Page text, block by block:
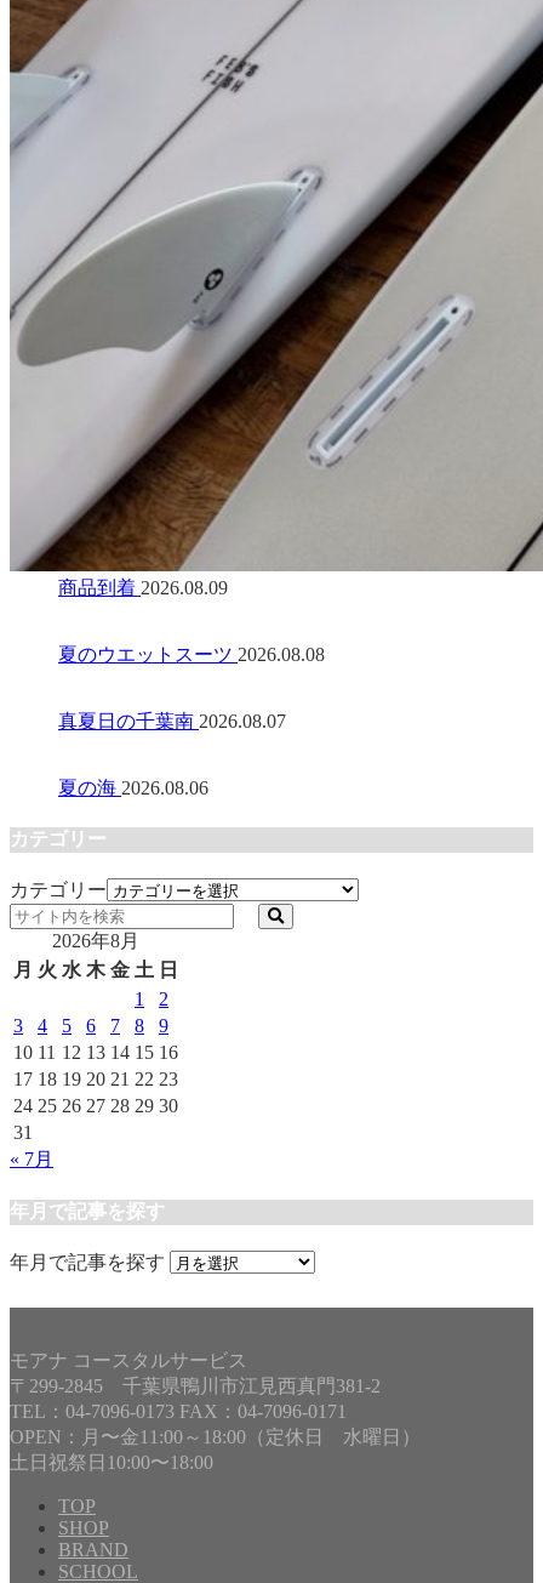
商品到着 2026.08.09
夏のウエットスーツ 2026.08.08
真夏日の千葉南 2026.08.07
夏の海 2026.08.06
カテゴリー
カテゴリー
2026年8月
月 火 水 木 金 土 日
1
2
3
4 5 6 7 8
9
10 11 12 13 14 15 16
17 18 19 20 21 22 23
24 25 26 27 28 29 30
31
« 7月
年月で記事を探す
年月で記事を探す
モアナ コースタルサービス
〒299-2845 千葉県鴨川市江見西真門381-2
TEL：04-7096-0173 FAX：04-7096-0171
OPEN：月〜金11:00～18:00（定休日 水曜日）
土日祝祭日10:00〜18:00
TOP
SHOP
BRAND
SCHOOL